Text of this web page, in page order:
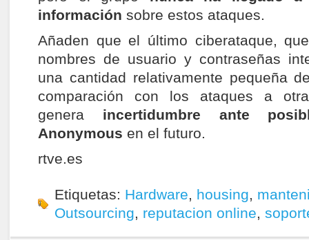
información sobre estos ataques.
Añaden que el último ciberataque,
nombres de usuario y contraseñas
una cantidad relativamente pequeña
comparación con los ataques a
genera incertidumbre ante
Anonymous en el futuro.
rtve.es
Etiquetas: Hardware, housing,
Outsourcing, reputacion online,